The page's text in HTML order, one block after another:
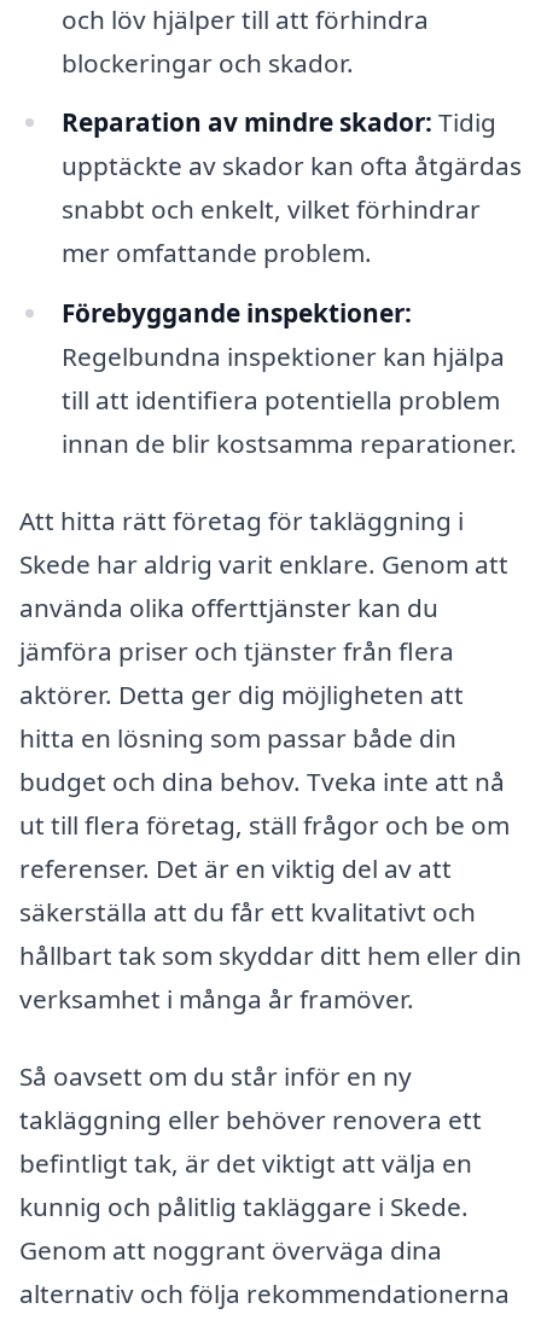
och löv hjälper till att förhindra
blockeringar och skador.
Reparation av mindre skador: Tidig
upptäckte av skador kan ofta åtgärdas
snabbt och enkelt, vilket förhindrar
mer omfattande problem.
Förebyggande inspektioner:
Regelbundna inspektioner kan hjälpa
till att identifiera potentiella problem
innan de blir kostsamma reparationer.
Att hitta rätt företag för takläggning i
Skede har aldrig varit enklare. Genom att
använda olika offerttjänster kan du
jämföra priser och tjänster från flera
aktörer. Detta ger dig möjligheten att
hitta en lösning som passar både din
budget och dina behov. Tveka inte att nå
ut till flera företag, ställ frågor och be om
referenser. Det är en viktig del av att
säkerställa att du får ett kvalitativt och
hållbart tak som skyddar ditt hem eller din
verksamhet i många år framöver.
Så oavsett om du står inför en ny
takläggning eller behöver renovera ett
befintligt tak, är det viktigt att välja en
kunnig och pålitlig takläggare i Skede.
Genom att noggrant överväga dina
alternativ och följa rekommendationerna